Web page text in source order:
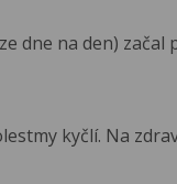
dne na den) začal
kyčlí. Na